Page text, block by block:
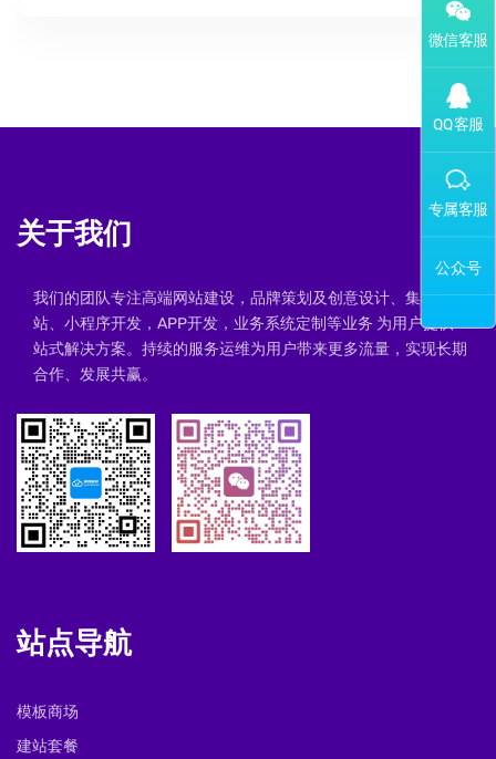
关于我们
我们的团队专注高端网站建设，品牌策划及创意设计、集群建
站、小程序开发，APP开发，业务系统定制等业务 为用户提供一
站式解决方案。持续的服务运维为用户带来更多流量，实现长期
合作、发展共赢。
站点导航
模板商场
建站套餐